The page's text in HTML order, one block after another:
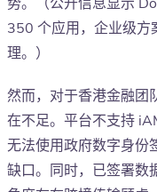
350 个应用，企业级方
理。）
然而，对于香港金融团
在不足。平台不支持
无法使用政府数字身份
缺口。同时，已签署数